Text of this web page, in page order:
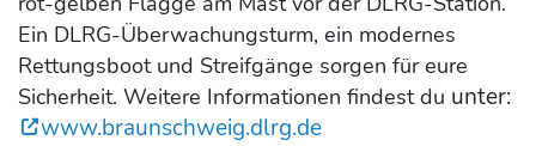
Ein DLRG-Überwachungsturm, ein modernes
Rettungsboot und Streifgänge sorgen für eure
Sicherheit. Weitere Informationen findest du unter:
www.braunschweig.dlrg.de